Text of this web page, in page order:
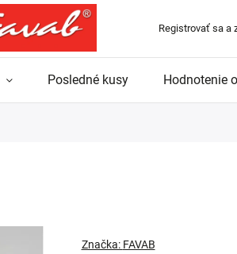
Registrovať sa a
Posledné kusy Hodnotenie
Značka: FAVAB